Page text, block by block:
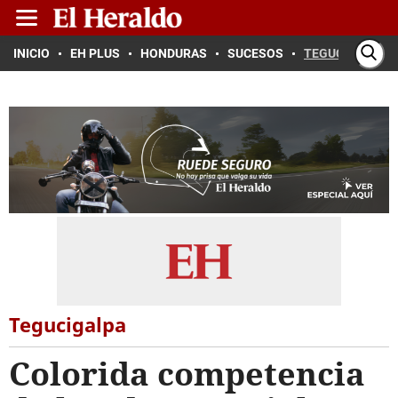
INICIO EH PLUS HONDURAS SUCESOS TEGUCIGALPA
Tegucigalpa
Colorida competencia